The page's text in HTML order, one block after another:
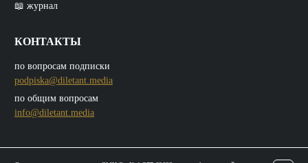
📖 журнал
КОНТАКТЫ
по вопросам подписки
podpiska@diletant.media
по общим вопросам
info@diletant.media